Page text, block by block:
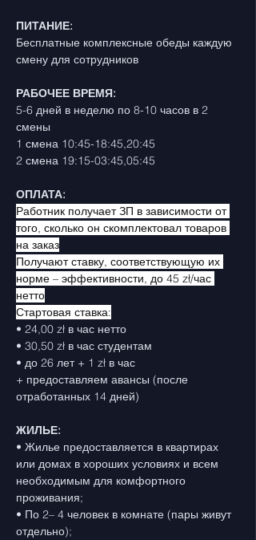
ПИТАНИЕ:
Бесплатные комплексные обеды каждую
смену для сотрудников
РАБОЧЕЕ ВРЕМЯ:
5-6 дней в неделю по 8-10 часов в 2
смены
1 смена 10:45-18:45,20:45
2 смена 19:15-03:45,05:45
ОПЛАТА:
Работник получает ЗП в зависимости от
того, сколько он скомплектовал товаров
на заказ
Получают ставку, соответствующую их
норме – эффективности, до 45 zł/час
нетто
Стартовая ставка:
• 24,00 zł в час нетто
• 30,50 zł в час студентам
• до 26 лет + 1 zł в час
+ предоставляем авансы (после
отработанных 14 дней)
ЖИЛЬЕ:
• Жилье предоставляется в квартирах
или домах в хороших условиях и всем
необходимым для комфортного
проживания;
• По 2– 4 человек в комнате (пары живут
отдельно);